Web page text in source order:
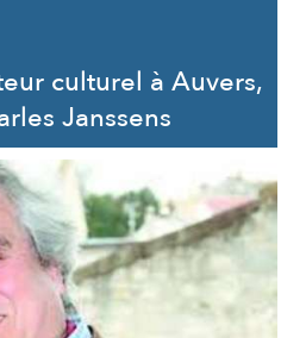
culturel à Auvers,
Janssens